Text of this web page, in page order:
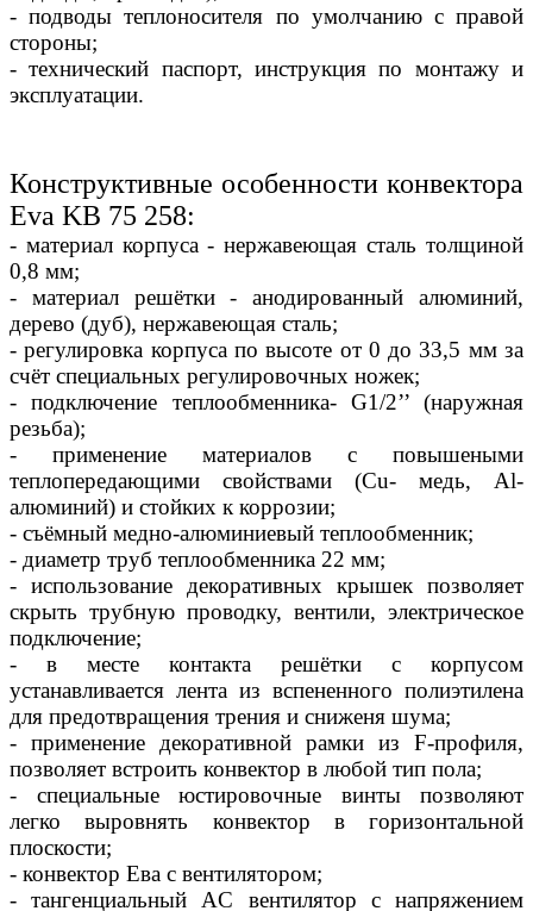
- подводы теплоносителя по умолчанию с правой
стороны;
- технический паспорт, инструкция по монтажу и
эксплуатации.
Конструктивные особенности конвектора
Eva KB 75 258:
- материал корпуса - нержавеющая сталь толщиной
0,8 мм;
- материал решётки - анодированный алюминий,
дерево (дуб), нержавеющая сталь;
- регулировка корпуса по высоте от 0 до 33,5 мм за
счёт специальных регулировочных ножек;
- подключение теплообменника- G1/2’’ (наружная
резьба);
- применение материалов с повышеными
теплопередающими свойствами (Сu- медь, Al-
алюминий) и стойких к коррозии;
- съёмный медно-алюминиевый теплообменник;
- диаметр труб теплообменника 22 мм;
- использование декоративных крышек позволяет
скрыть трубную проводку, вентили, электрическое
подключение;
- в месте контакта решётки с корпусом
устанавливается лента из вспененного полиэтилена
для предотвращения трения и сниженя шума;
- применение декоративной рамки из F-профиля,
позволяет встроить конвектор в любой тип пола;
- специальные юстировочные винты позволяют
легко выровнять конвектор в горизонтальной
плоскости;
- конвектор Ева с вентилятором;
- тангенциальный AC вентилятор c напряжением